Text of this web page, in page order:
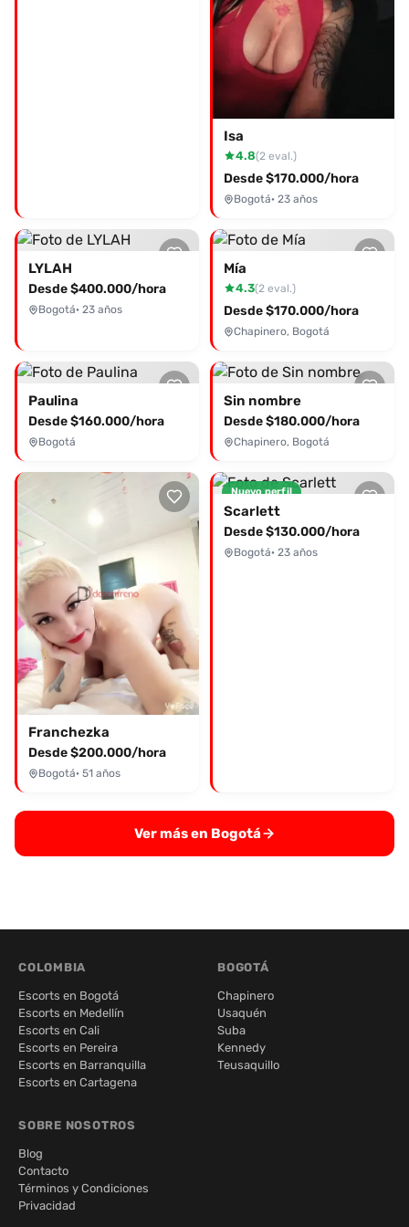
Isa
4.8(2 eval.)
Desde $170.000/hora
Bogotá· 23 años
LYLAH
Desde $400.000/hora
Bogotá· 23 años
Mía
4.3(2 eval.)
Desde $170.000/hora
Chapinero, Bogotá
Paulina
Desde $160.000/hora
Bogotá
Sin nombre
Desde $180.000/hora
Chapinero, Bogotá
Franchezka
Desde $200.000/hora
Bogotá· 51 años
Nuevo perfil
Scarlett
Desde $130.000/hora
Bogotá· 23 años
Ver más en Bogotá
COLOMBIA
Escorts en Bogotá
Escorts en Medellín
Escorts en Cali
Escorts en Pereira
Escorts en Barranquilla
Escorts en Cartagena
BOGOTÁ
Chapinero
Usaquén
Suba
Kennedy
Teusaquillo
SOBRE NOSOTROS
Blog
Contacto
Términos y Condiciones
Privacidad